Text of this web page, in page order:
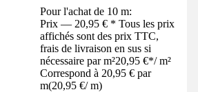
Pour l'achat de 10 m:
Prix — 20,95 € * Tous les prix
affichés sont des prix TTC,
frais de livraison en sus si
nécessaire par m²20,95 €*/ m²
Correspond à 20,95 € par
m(20,95 €/ m)